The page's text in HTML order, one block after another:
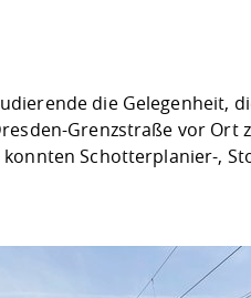
die Gelegenheit,
Grenzstraße vor Ort
Schotterplanier-,